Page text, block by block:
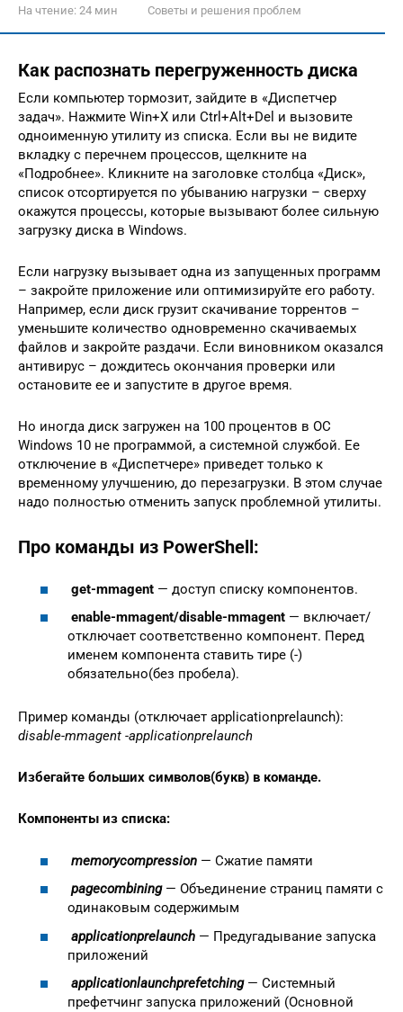
На чтение: 24 мин Советы и решения проблем
Как распознать перегруженность диска
Если компьютер тормозит, зайдите в «Диспетчер
задач». Нажмите Win+X или Ctrl+Alt+Del и вызовите
одноименную утилиту из списка. Если вы не видите
вкладку с перечнем процессов, щелкните на
«Подробнее». Кликните на заголовке столбца «Диск»,
список отсортируется по убыванию нагрузки – сверху
окажутся процессы, которые вызывают более сильную
загрузку диска в Windows.
Если нагрузку вызывает одна из запущенных программ
– закройте приложение или оптимизируйте его работу.
Например, если диск грузит скачивание торрентов –
уменьшите количество одновременно скачиваемых
файлов и закройте раздачи. Если виновником оказался
антивирус – дождитесь окончания проверки или
остановите ее и запустите в другое время.
Но иногда диск загружен на 100 процентов в ОС
Windows 10 не программой, а системной службой. Ее
отключение в «Диспетчере» приведет только к
временному улучшению, до перезагрузки. В этом случае
надо полностью отменить запуск проблемной утилиты.
Про команды из PowerShell:
get-mmagent — доступ списку компонентов.
enable-mmagent/disable-mmagent — включает/
отключает соответственно компонент. Перед
именем компонента ставить тире (-)
обязательно(без пробела).
Пример команды (отключает applicationprelaunch):
disable-mmagent -applicationprelaunch
Избегайте больших символов(букв) в команде.
Компоненты из списка:
memorycompression — Сжатие памяти
pagecombining— Объединение страниц памяти с
одинаковым содержимым
applicationprelaunch — Предугадывание запуска
приложений
applicationlaunchprefetching— Системный
префетчинг запуска приложений (Основной